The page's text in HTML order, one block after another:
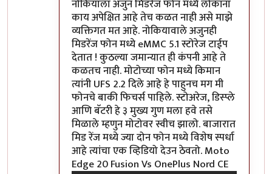
नोकियाला अजुन मिडरेंज फोन मध्ये लोकांना
काय अपेक्षित आहे तेच कळत नाही असे माझे
व्यक्तिगत मत आहे. नोकियावाले अजुनही
मिडरेंज फोन मध्ये eMMC 5.1 स्टोरेज टाईप
देतात ! कुठल्या जमान्यात ही कंपनी आहे ते
कळतच नाही. मोटोच्या फोन मध्ये किमान
त्यांनी UFS 2.2 दिले आहे हे पाहुनच मग मी
फोनचे बाकी फिचर्स पाहिले. स्टोअरेज, डिस्प्ले
आणि बॅटरी हे ३ मुख्य गुण मला हवे तसे
मिळाले म्हणुन मोटोवर स्वीच झालो. बाजारात
मिड रेंज मध्ये ज्या दोन फोन मध्ये विशेष स्पर्धा
आहे त्यांचा एक व्हिडियो देउन ठेवतो. Moto
Edge 20 Fusion Vs OnePlus Nord CE